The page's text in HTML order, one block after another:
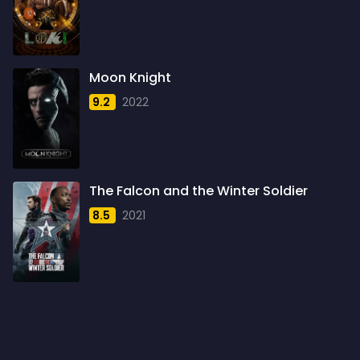
1959
1960
1961
1962
1963
1964
1965
1966
1967
1968
Moon Knight
9.2 2022
The Falcon and the Winter Soldier
8.5 2021